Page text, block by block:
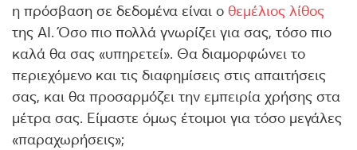
η πρόσβαση σε δεδομένα είναι ο θεμέλιος λίθος
της ΑΙ. Όσο πιο πολλά γνωρίζει για σας, τόσο πιο
καλά θα σας «υπηρετεί». Θα διαμορφώνει το
περιεχόμενο και τις διαφημίσεις στις απαιτήσεις
σας, και θα προσαρμόζει την εμπειρία χρήσης στα
μέτρα σας. Είμαστε όμως έτοιμοι για τόσο μεγάλες
«παραχωρήσεις»;